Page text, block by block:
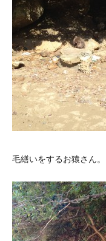
毛繕いをするお猿さん。